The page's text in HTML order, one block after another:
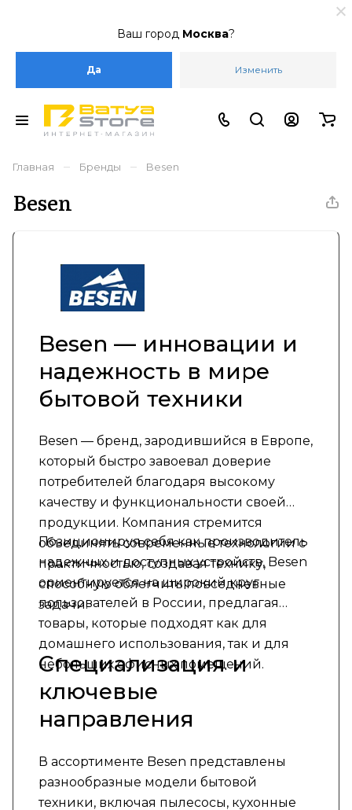
Ваш город Москва?
Да Изменить
Главная – Бренды – Besen
Besen
Besen — инновации и
надежность в мире
бытовой техники
Besen — бренд, зародившийся в Европе,
который быстро завоевал доверие
потребителей благодаря высокому
качеству и функциональности своей
продукции. Компания стремится
объединять современные технологии с
практичностью, создавая технику,
способную облегчить повседневные
задачи.
Позиционируя себя как производитель
надежных и доступных устройств, Besen
ориентируется на широкий круг
пользователей в России, предлагая
товары, которые подходят как для
домашнего использования, так и для
небольших офисных помещений.
Специализация и
ключевые
направления
В ассортименте Besen представлены
разнообразные модели бытовой
техники, включая пылесосы, кухонные